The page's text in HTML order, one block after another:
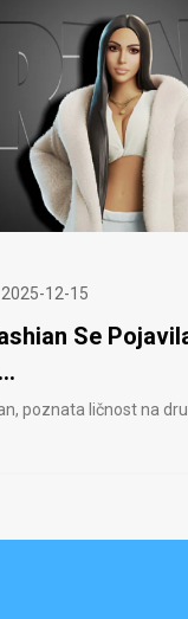
2025-12-15
Se
poznata ličnost na